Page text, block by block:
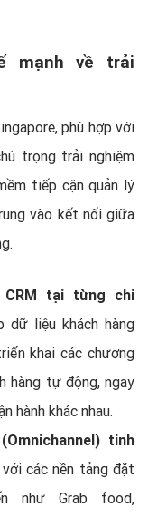
mạnh về trải
phù hợp với
trọng trải nghiệm
tiếp cận quản lý
vào kết nối giữa
tại từng chi
dữ liệu khách hàng
khai các chương
hàng tự động, ngay
hành khác nhau.
tinh
các nền tảng đặt
như Grab food,